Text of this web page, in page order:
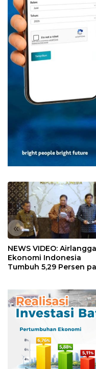
«
NEWS VIDEO:
Ekonomi Indonesia
Tumbuh 5,29 Persen